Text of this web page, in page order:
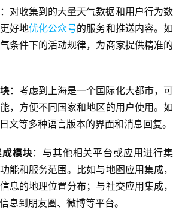
：对收集到的大量天气数据和用户行为数
好地优化公众号的服务和推送内容。如
条件下的活动规律，为商家提供精准的
：考虑到上海是一个国际化大都市，可
，方便不同国家和地区的用户使用。如
文等多种语言版本的界面和消息回复。
模块：与其他相关平台或应用进行集
能和服务范围。比如与地图应用集成，
息的地理位置分布；与社交应用集成，
息到朋友圈、微博等平台。